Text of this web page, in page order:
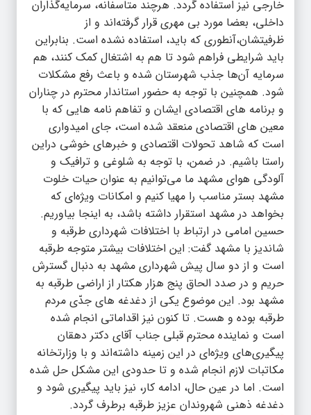
خارجی نیز استفاده گردد. هرچند متاسفانه، سرمایه‌گذاران
داخلی، بعضا مورد بی مهری قرار گرفته‌اند و از
ظرفیتشان،آنطوری که باید، استفاده نشده است. بنابراین
باید شرایطی فراهم شود تا هم به اشتغال کمک کنند، هم
سرمایه آن‌ها جذب شهرستان شده و باعث رفع مشکلات
شود. همچنین با توجه به حضور استاندار محترم در چناران
و برنامه های اقتصادی ایشان و تفاهم نامه هایی که با
معین های اقتصادی منعقد شده است، جای امیدواری
است که شاهد تحولات اقتصادی و خبرهای خوشی دراین
راستا باشیم. در ضمن، با توجه به شلوغی و ترافیک و
آلودگی هوای مشهد ما می‌توانیم به عنوان حیات خلوت
مشهد بستر مناسب را مهیا کنیم و امکانات ویژه‌ای که
بخواهد در مشهد استقرار داشته باشد، به اینجا بیاوریم.
حسین امامی در ارتباط با اختلافات شهرداری طرقبه و
شاندیز با مشهد گفت: این اختلافات بیشتر متوجه طرقبه
است و از دو سال پیش شهرداری مشهد به دنبال گسترش
حریم و در صدد الحاق پنج هزار هکتار از اراضی طرقبه به
مشهد بود. این موضوع یکی از دغدغه های جدّی مردم
طرقبه بوده و هست. تا کنون نیز اقداماتی انجام شده
است و نماینده محترم قبلی جناب آقای دکتر دهقان
پیگیری‌های ویژه‌ای در این زمینه داشته‌اند و با وزارتخانه
مکاتبات لازم انجام شده و تا حدودی این مشکل حل شده
است. اما در عین حال، ادامه کار، نیز باید پیگیری شود و
دغدغه ذهنی شهروندان عزیز طرقبه برطرف گردد.